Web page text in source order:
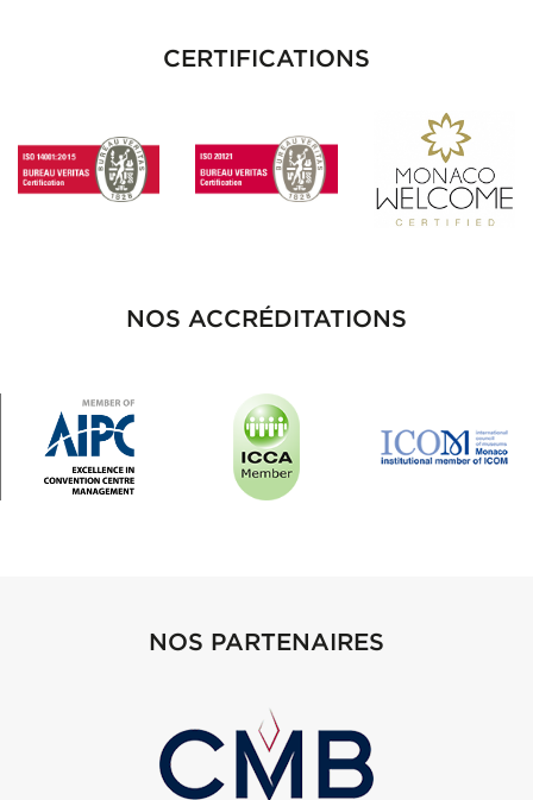
CERTIFICATIONS
NOS ACCRÉDITATIONS
NOS PARTENAIRES